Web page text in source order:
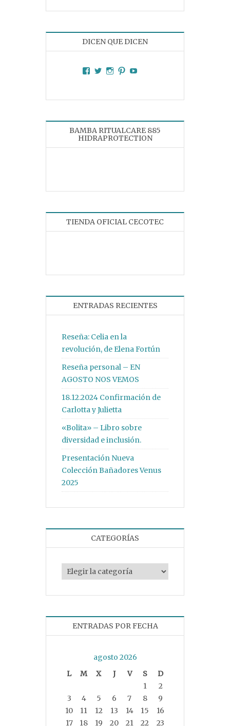
DICEN QUE DICEN
Facebook
TwitterInstagram
Pinterest
BAMBA RITUALCARE 885
HIDRAPROTECTION
TIENDA OFICIAL CECOTEC
ENTRADAS RECIENTES
Reseña: Celia en la
revolución, de Elena Fortún
Reseña personal – EN
AGOSTO NOS VEMOS
18.12.2024 Confirmación de
Carlotta y Julietta
«Bolita» – Libro sobre
diversidad e inclusión.
Presentación Nueva
Colección Bañadores Venus
2025
CATEGORÍAS
Categorías
ENTRADAS POR FECHA
agosto 2026
L
M X J V S
D
1
2
3
4 5 6 7 8
9
10
11 12 13 14 15
16
17
18 19 20 21 22 23